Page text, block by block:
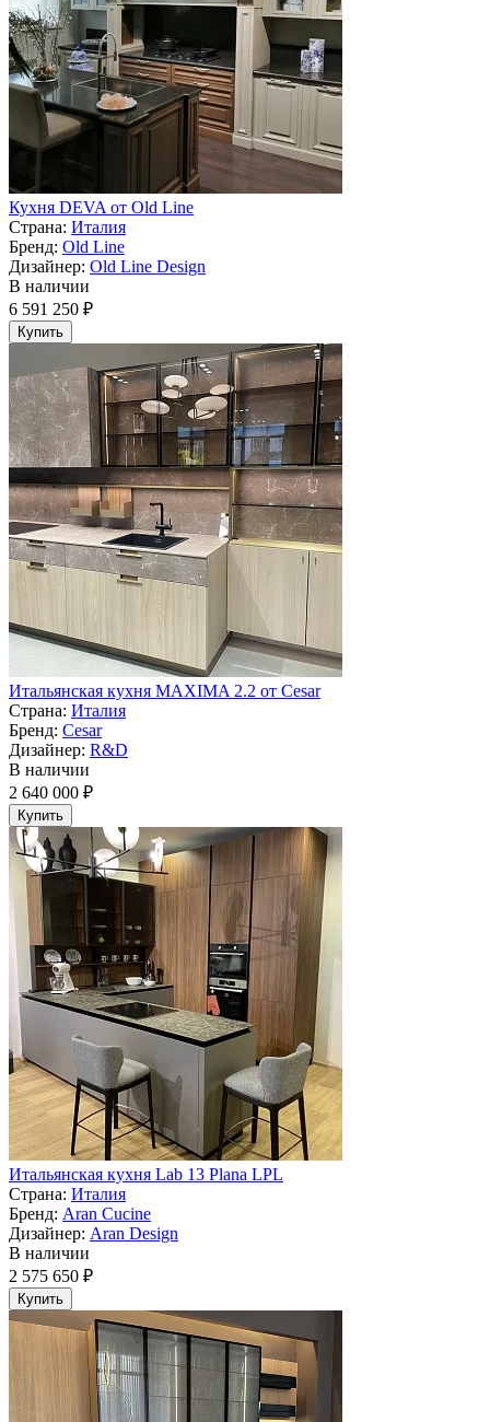
Кухня DEVA от Old Line
Страна: Италия
Бренд: Old Line
Дизайнер: Old Line Design
В наличии
6 591 250 ₽
Купить
Итальянская кухня MAXIMA 2.2 от Cesar
Страна: Италия
Бренд: Cesar
Дизайнер: R&D
В наличии
2 640 000 ₽
Купить
Итальянская кухня Lab 13 Plana LPL
Страна: Италия
Бренд: Aran Cucine
Дизайнер: Aran Design
В наличии
2 575 650 ₽
Купить